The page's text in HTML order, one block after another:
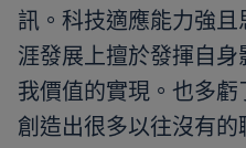
訊。科技適應能力強
涯發展上擅於發揮自
我價值的實現。也多虧
創造出很多以往沒有的